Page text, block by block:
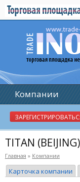
TITAN
Главная » Компании
Карточка компании
Компании
Реклама